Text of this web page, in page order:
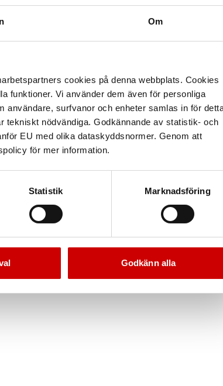
Om
cookies på denna webbplats. Cookies
funktioner. Vi använder dem även för personliga
användare, surfvanor och enheter samlas in för
nödvändiga. Godkännande av statistik- och
EU med olika dataskyddsnormer. Genom att
för mer information.
Statistik Marknadsföring
Godkänn alla
Teknisk data